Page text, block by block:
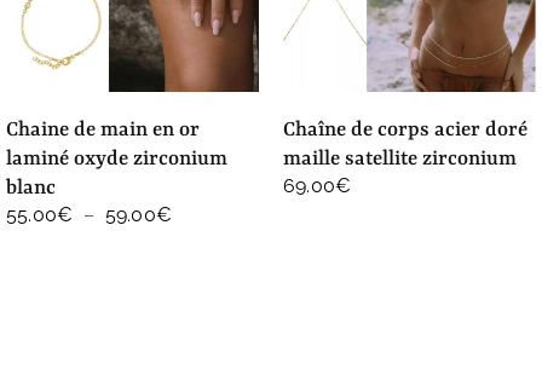
chaine de main en or
laminé oxyde zirconium
blanc
55.00€ – 59.00€
chaîne de corps acier doré
maille satellite zirconium
69.00€